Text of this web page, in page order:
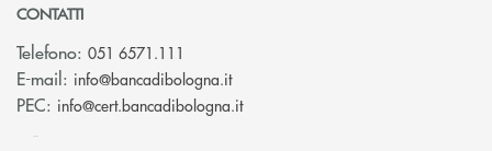
CONTATTI
Telefono: 051 6571.111
E-mail: info@bancadibologna.it(si apre l’app di posta elettronica)
PEC: info@cert.bancadibologna.it(si apre l’app di posta